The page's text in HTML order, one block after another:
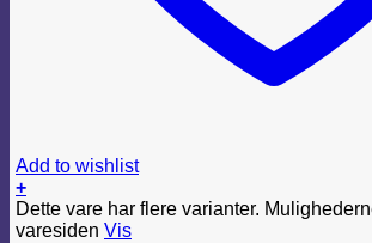
Add to wishlist
+
Dette vare har flere varianter.
varesiden Vis